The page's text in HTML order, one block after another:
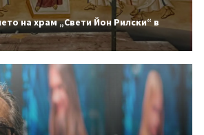
на храм „Свети Йон Рилски“ в